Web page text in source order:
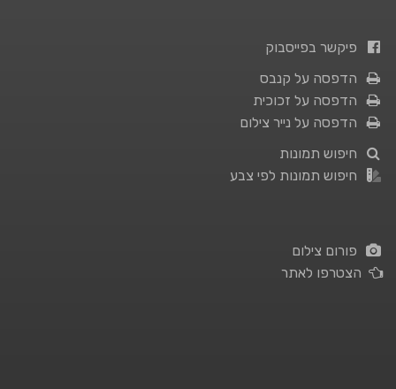
פיקשר בפייסבוק
הדפסה על קנבס
הדפסה על זכוכית
הדפסה על נייר צילום
חיפוש תמונות
חיפוש תמונות לפי צבע
פורום צילום
הצטרפו לאתר